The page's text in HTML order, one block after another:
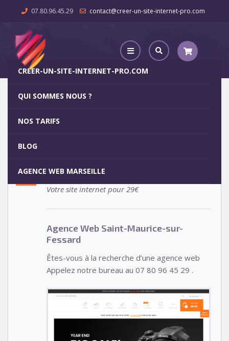
07.80.96.45.29 contact@creer-un-site-internet-pro.com
CREER-UN-SITE-INTERNET-PRO.COM
QUI SOMMES NOUS ?
NOS TARIFS
BLOG
AGENCE WEB MARSEILLE
5
Votre site internet pour 29€
Agence Web Saint-Maurice-sur-
Fessard
Êtes-vous à la recherche d’une agence web
Appelez notre bureau au 07 80 96 45 29 .